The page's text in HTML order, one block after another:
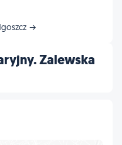
Zalewska
→